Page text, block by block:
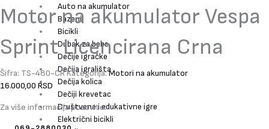
Auto na akumulator
Bazeni
Bicikli
Dubak za bebe
Dečije igračke
Dečija igrališta
Dečija kolica
Dečiji krevetac
Društvene i edukativne igre
Električni bicikli
Motor na akumulator Vespa
Sprint Licencirana Crna
Šifra: TS-480-CRKategorija:Motori na akumulator
16.000,00 RSD
Za više informacija pozovite: